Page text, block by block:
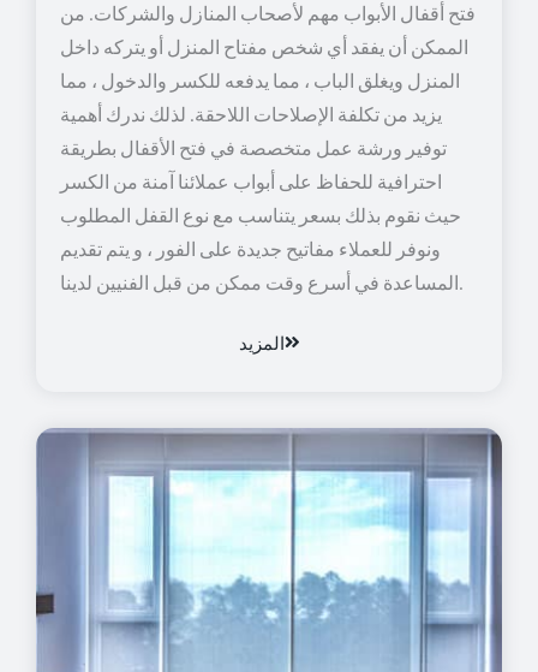
فتح أقفال الأبواب مهم لأصحاب المنازل والشركات. من
الممكن أن يفقد أي شخص مفتاح المنزل أو يتركه داخل
المنزل ويغلق الباب ، مما يدفعه للكسر والدخول ، مما
يزيد من تكلفة الإصلاحات اللاحقة. لذلك ندرك أهمية
توفير ورشة عمل متخصصة في فتح الأقفال بطريقة
احترافية للحفاظ على أبواب عملائنا آمنة من الكسر
حيث نقوم بذلك بسعر يتناسب مع نوع القفل المطلوب
ونوفر للعملاء مفاتيح جديدة على الفور ، و يتم تقديم
المساعدة في أسرع وقت ممكن من قبل الفنيين لدينا.
المزيد